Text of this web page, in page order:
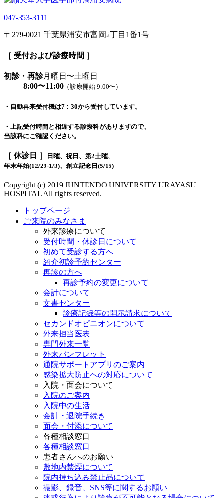
047-353-3111
〒279-0021 千葉県浦安市富岡2丁目1番1号
［ 受付および診療時間 ］
初診・再診月曜日〜土曜日
8:00〜11:00 （診療開始 9:00〜）
・自動再来受付機は7：30から受付しています。
・上記受付時間と相違する診療科がありますので、
当該科にご確認ください。
［ 休診日 ］
日曜、祝日、第2土曜、
年末年始(12/29-1/3)、創立記念日(5/15)
Copyright (c) 2019 JUNTENDO UNIVERSITY URAYASU
HOSPITAL All rights reserved.
トップページ
ご来院のみなさま
外来診療について
受付時間・休診日について
初めて受診する方へ
紹介初診予約センター
再診の方へ
再診予約の変更について
会計について
文書センター
診療記録等の開示請求について
セカンドオピニオンについて
外来担当医表
専門外来一覧
外来パンフレット
通院サポートアプリのご案内
感染拡大防止への対応について
入院・面会について
入院のご案内
入院中の生活
会計・退院手続き
面会・付添について
各種相談窓口
各種相談窓口
患者さんへのお願い
敷地内禁煙について
院内持ち込み禁止品について
撮影、録音、SNS等に関するお願い